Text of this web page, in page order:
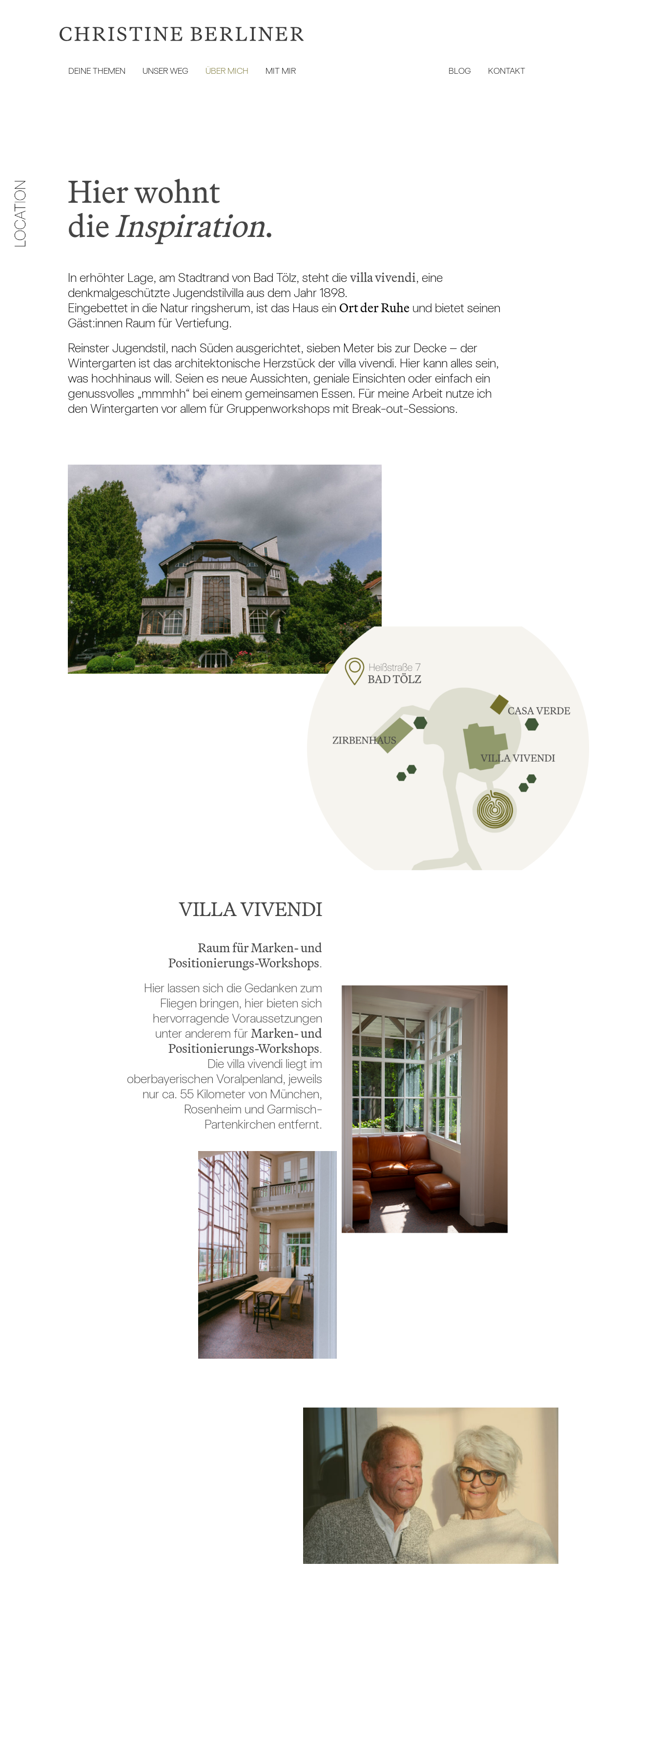
DEINE THEMEN UNSER WEG ÜBER MICH MIT MIR BLOG KONTAKT
Hier wohnt
dieInspiration.
In erhöhter Lage, am Stadtrand von Bad Tölz, steht dievilla vivendi, eine
denkmalgeschützte Jugendstilvilla aus dem Jahr 1898.
Eingebettet in die Natur ringsherum, ist das Haus ein Ort der Ruhe und bietet seinen
Gäst:innen Raum für Vertiefung.
Reinster Jugendstil, nach Süden ausgerichtet, sieben Meter bis zur Decke – der
Wintergarten ist das architektonische Herzstück der villa vivendi. Hier kann alles sein,
was hochhinaus will. Seien es neue Aussichten, geniale Einsichten oder einfach ein
genussvolles „mmmhh“ bei einem gemeinsamen Essen. Für meine Arbeit nutze ich
den Wintergarten vor allem für Gruppenworkshops mit Break-out-Sessions.
VILLA VIVENDI
Raum für Marken- und
Positionierungs-Workshops.
Hier lassen sich die Gedanken zum
Fliegen bringen, hier bieten sich
hervorragende Voraussetzungen
unter anderem fürMarken- und
Positionierungs-Workshops.
Die villa vivendi liegt im
oberbayerischen Voralpenland, jeweils
nur ca. 55 Kilometer von München,
Rosenheim und Garmisch-
Partenkirchen entfernt.